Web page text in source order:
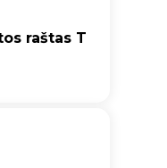
raštas T